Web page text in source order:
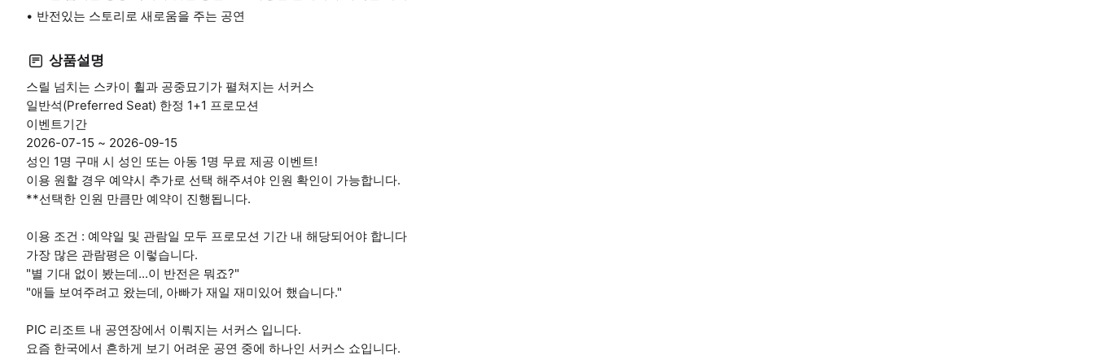
반전있는 스토리로 새로움을 주는 공연
상품설명
스릴 넘치는 스카이 휠과 공중묘기가 펼쳐지는 서커스
일반석(Preferred Seat) 한정 1+1 프로모션
이벤트기간
2026-07-15 ~ 2026-09-15
성인 1명 구매 시 성인 또는 아동 1명 무료 제공 이벤트!
이용 원할 경우 예약시 추가로 선택 해주셔야 인원 확인이 가능합니다.
**선택한 인원 만큼만 예약이 진행됩니다.
이용 조건 : 예약일 및 관람일 모두 프로모션 기간 내 해당되어야 합니다
가장 많은 관람평은 이렇습니다.
"별 기대 없이 봤는데...이 반전은 뭐죠?"
"애들 보여주려고 왔는데, 아빠가 재일 재미있어 했습니다."
PIC 리조트 내 공연장에서 이뤄지는 서커스 입니다.
요즘 한국에서 흔하게 보기 어려운 공연 중에 하나인 서커스 쇼입니다.